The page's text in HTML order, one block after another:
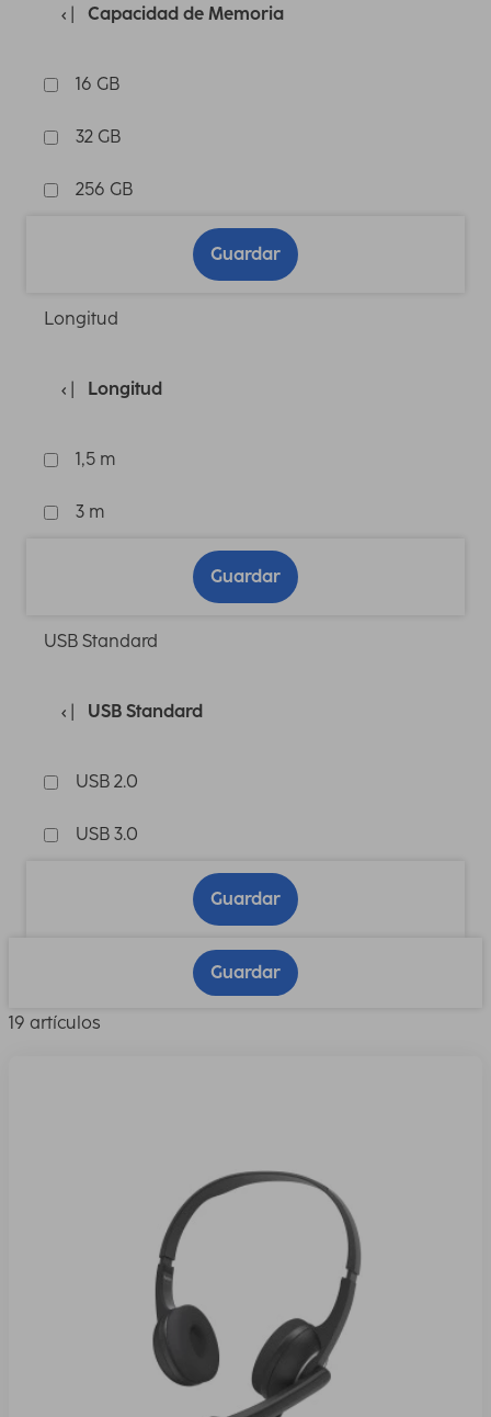
Capacidad de Memoria
16 GB
32 GB
256 GB
Guardar
Longitud
Longitud
1,5 m
3 m
Guardar
USB Standard
USB Standard
USB 2.0
USB 3.0
Guardar
Guardar
19 artículos